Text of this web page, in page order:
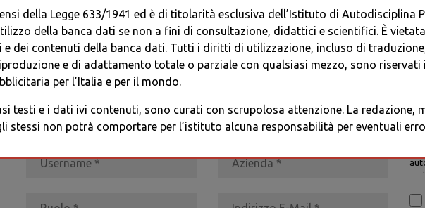
REGISTRATI * I CAMPI CONTRASSEGNATI SONO OBBLIGATORI
I
della Legge 633/1941 ed è di titolarità esclusiva dell’Istituto di Autodisciplina
della banca dati se non a fini di consultazione, didattici e scientifici. È
e dei contenuti della banca dati. Tutti i diritti di utilizzazione, incluso di
e di adattamento totale o parziale con qualsiasi mezzo, sono riservati
per l’Italia e per il mondo.
testi e i dati ivi contenuti, sono curati con scrupolosa attenzione. La redazione,
stessi non potrà comportare per l’istituto alcuna responsabilità per eventuali